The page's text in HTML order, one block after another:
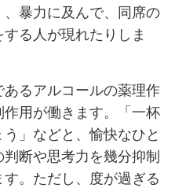
暴力に及んで、同席の
る人が現れたりしま
るアルコールの薬理作
用が働きます。「一杯
」などと、愉快なひと
断や思考力を幾分抑制
。ただし、度が過ぎる